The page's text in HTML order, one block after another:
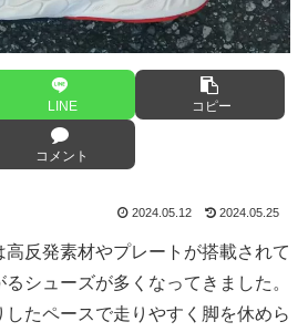
LINE コピー
コメント
2024.05.12 2024.05.25
高反発素材やプレートが搭載されて
シューズが多くなってきました。
たペースで走りやすく脚を休めら